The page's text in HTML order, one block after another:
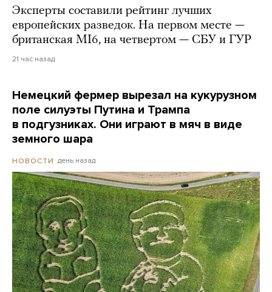
Эксперты составили рейтинг лучших
европейских разведок. На первом месте —
британская MI6, на четвертом — СБУ и ГУР
21 час назад
Немецкий фермер вырезал на кукурузном
поле силуэты Путина и Трампа
в подгузниках. Они играют в мяч в виде
земного шара
НОВОСТИ день назад